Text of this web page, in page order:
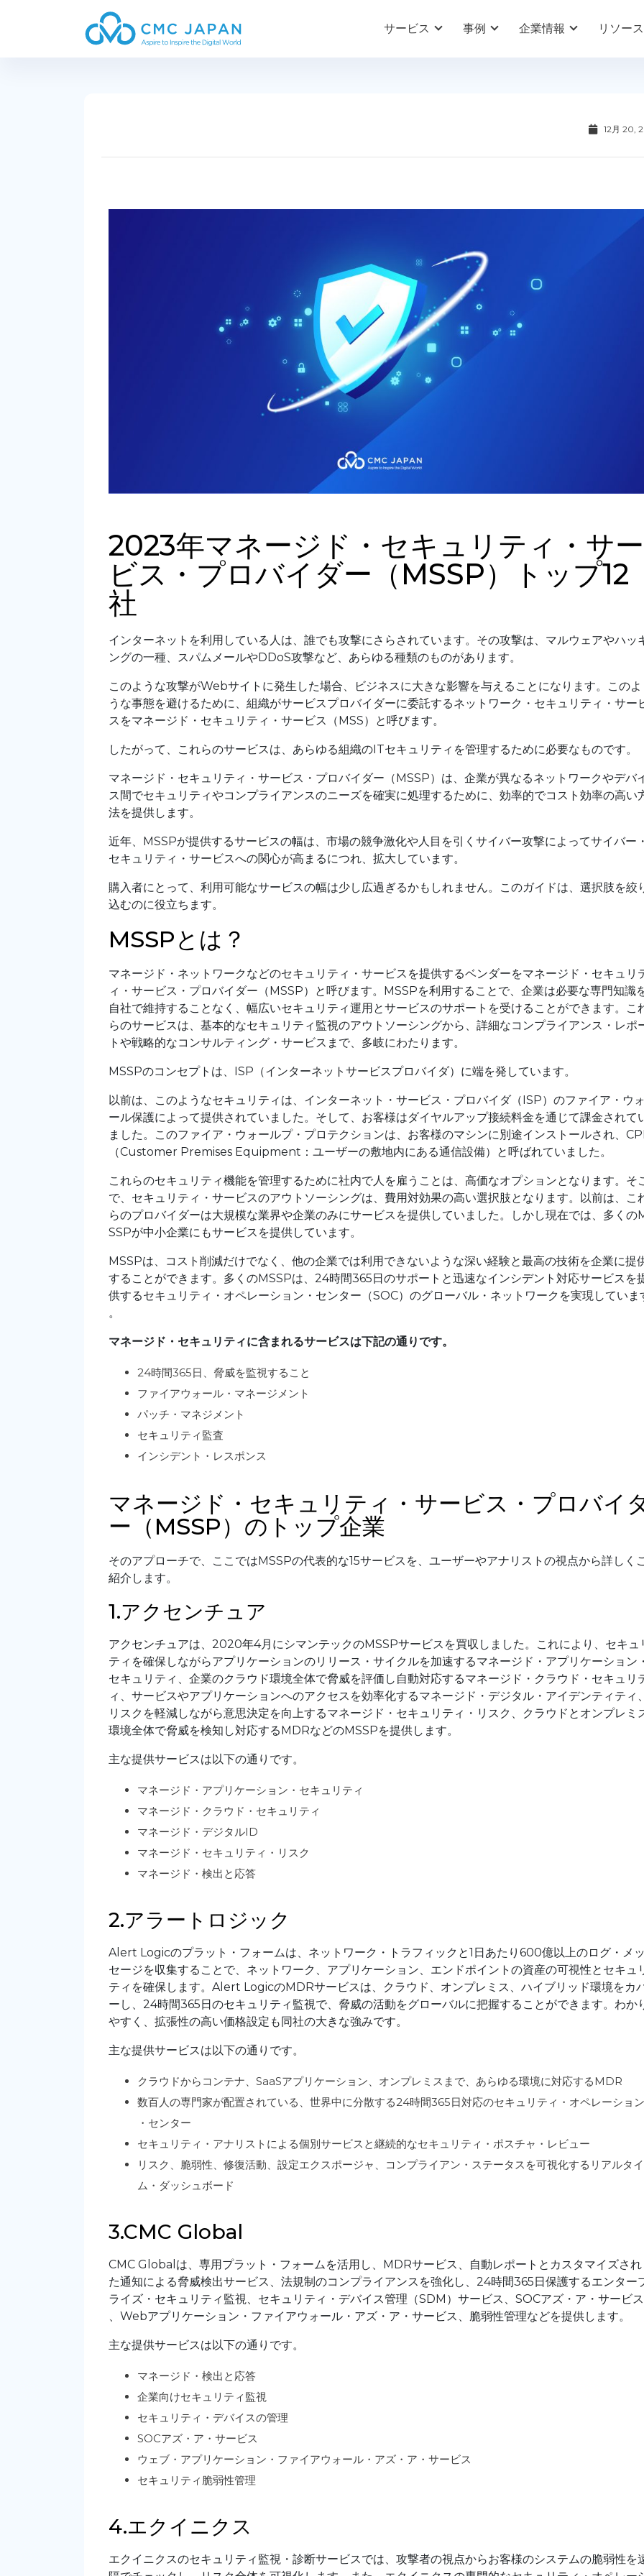
サービス 事例 企業情報 リソース
12月 20,
2023年マネージド・セキュリティ・サー
ビス・プロバイダー（MSSP）トップ12
社
インターネットを利用している人は、誰でも攻撃にさらされています。その攻撃は、マルウェアやハッ
ングの一種、スパムメールやDDoS攻撃など、あらゆる種類のものがあります。
このような攻撃がWebサイトに発生した場合、ビジネスに大きな影響を与えることになります。このよ
うな事態を避けるために、組織がサービスプロバイダーに委託するネットワーク・セキュリティ・サー
スをマネージド・セキュリティ・サービス（MSS）と呼びます。
したがって、これらのサービスは、あらゆる組織のITセキュリティを管理するために必要なものです。
マネージド・セキュリティ・サービス・プロバイダー（MSSP）は、企業が異なるネットワークやデバ
ス間でセキュリティやコンプライアンスのニーズを確実に処理するために、効率的でコスト効率の高い
法を提供します。
近年、MSSPが提供するサービスの幅は、市場の競争激化や人目を引くサイバー攻撃によってサイバー
セキュリティ・サービスへの関心が高まるにつれ、拡大しています。
購入者にとって、利用可能なサービスの幅は少し広過ぎるかもしれません。このガイドは、選択肢を絞
込むのに役立ちます。
MSSPとは？
マネージド・ネットワークなどのセキュリティ・サービスを提供するベンダーをマネージド・セキュリ
ィ・サービス・プロバイダー（MSSP）と呼びます。MSSPを利用することで、企業は必要な専門知識
自社で維持することなく、幅広いセキュリティ運用とサービスのサポートを受けることができます。こ
らのサービスは、基本的なセキュリティ監視のアウトソーシングから、詳細なコンプライアンス・レポ
トや戦略的なコンサルティング・サービスまで、多岐にわたります。
MSSPのコンセプトは、ISP（インターネットサービスプロバイダ）に端を発しています。
以前は、このようなセキュリティは、インターネット・サービス・プロバイダ（ISP）のファイア・ウ
ール保護によって提供されていました。そして、お客様はダイヤルアップ接続料金を通じて課金されて
ました。このファイア・ウォールプ・プロテクションは、お客様のマシンに別途インストールされ、
（Customer Premises Equipment：ユーザーの敷地内にある通信設備）と呼ばれていました。
これらのセキュリティ機能を管理するために社内で人を雇うことは、高価なオプションとなります。そ
で、セキュリティ・サービスのアウトソーシングは、費用対効果の高い選択肢となります。以前は、こ
らのプロバイダーは大規模な業界や企業のみにサービスを提供していました。しかし現在では、多くの
SSPが中小企業にもサービスを提供しています。
MSSPは、コスト削減だけでなく、他の企業では利用できないような深い経験と最高の技術を企業に提
することができます。多くのMSSPは、24時間365日のサポートと迅速なインシデント対応サービスを
供するセキュリティ・オペレーション・センター（SOC）のグローバル・ネットワークを実現していま
。
マネージド・セキュリティに含まれるサービスは下記の通りです。
24時間365日、脅威を監視すること
ファイアウォール・マネージメント
パッチ・マネジメント
セキュリティ監査
インシデント・レスポンス
マネージド・セキュリティ・サービス・プロバイ
ー（MSSP）のトップ企業
そのアプローチで、ここではMSSPの代表的な15サービスを、ユーザーやアナリストの視点から詳しく
紹介します。
1.アクセンチュア
アクセンチュアは、2020年4月にシマンテックのMSSPサービスを買収しました。これにより、セキュ
ティを確保しながらアプリケーションのリリース・サイクルを加速するマネージド・アプリケーション
セキュリティ、企業のクラウド環境全体で脅威を評価し自動対応するマネージド・クラウド・セキュリ
ィ、サービスやアプリケーションへのアクセスを効率化するマネージド・デジタル・アイデンティティ
リスクを軽減しながら意思決定を向上するマネージド・セキュリティ・リスク、クラウドとオンプレミ
環境全体で脅威を検知し対応するMDRなどのMSSPを提供します。
主な提供サービスは以下の通りです。
マネージド・アプリケーション・セキュリティ
マネージド・クラウド・セキュリティ
マネージド・デジタルID
マネージド・セキュリティ・リスク
マネージド・検出と応答
2.アラートロジック
Alert Logicのプラット・フォームは、ネットワーク・トラフィックと1日あたり600億以上のログ・メ
セージを収集することで、ネットワーク、アプリケーション、エンドポイントの資産の可視性とセキュ
ティを確保します。Alert LogicのMDRサービスは、クラウド、オンプレミス、ハイブリッド環境をカ
ーし、24時間365日のセキュリティ監視で、脅威の活動をグローバルに把握することができます。わか
やすく、拡張性の高い価格設定も同社の大きな強みです。
主な提供サービスは以下の通りです。
クラウドからコンテナ、SaaSアプリケーション、オンプレミスまで、あらゆる環境に対応するMDR
数百人の専門家が配置されている、世界中に分散する24時間365日対応のセキュリティ・オペレーション
・センター
セキュリティ・アナリストによる個別サービスと継続的なセキュリティ・ポスチャ・レビュー
リスク、脆弱性、修復活動、設定エクスポージャ、コンプライアン・ステータスを可視化するリアルタイ
ム・ダッシュボード
3.CMC Global
CMC Globalは、専用プラット・フォームを活用し、MDRサービス、自動レポートとカスタマイズされ
た通知による脅威検出サービス、法規制のコンプライアンスを強化し、24時間365日保護するエンター
ライズ・セキュリティ監視、セキュリティ・デバイス管理（SDM）サービス、SOCアズ・ア・サービス
、Webアプリケーション・ファイアウォール・アズ・ア・サービス、脆弱性管理などを提供します。
主な提供サービスは以下の通りです。
マネージド・検出と応答
企業向けセキュリティ監視
セキュリティ・デバイスの管理
SOCアズ・ア・サービス
ウェブ・アプリケーション・ファイアウォール・アズ・ア・サービス
セキュリティ脆弱性管理
4.エクイニクス
エクイニクスのセキュリティ監視・診断サービスでは、攻撃者の視点からお客様のシステムの脆弱性を